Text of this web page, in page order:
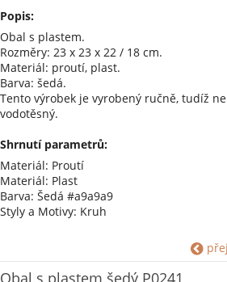
Popis:
Obal s plastem.
Rozměry: 23 x 23 x 22 / 18 cm.
Materiál: proutí, plast.
Barva: šedá.
Tento výrobek je vyrobený ručně, tudíž
vodotěsný.
Shrnutí parametrů:
Materiál: Proutí
Materiál: Plast
Barva: Šedá #a9a9a9
Styly a Motivy: Kruh
Obal s plastem šedý P0241